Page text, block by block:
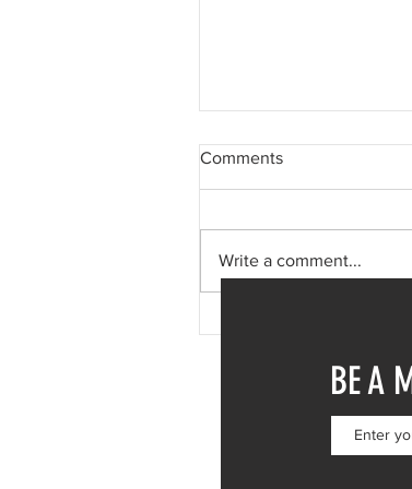
επίσκεψη στην Ιερά
Comments
Write a comment...
BE A